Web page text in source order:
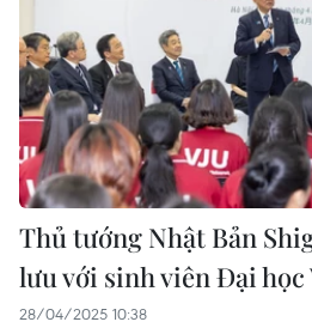
Thủ tướng Nhật Bản
lưu với sinh viên Đại học
28/04/2025 10:38